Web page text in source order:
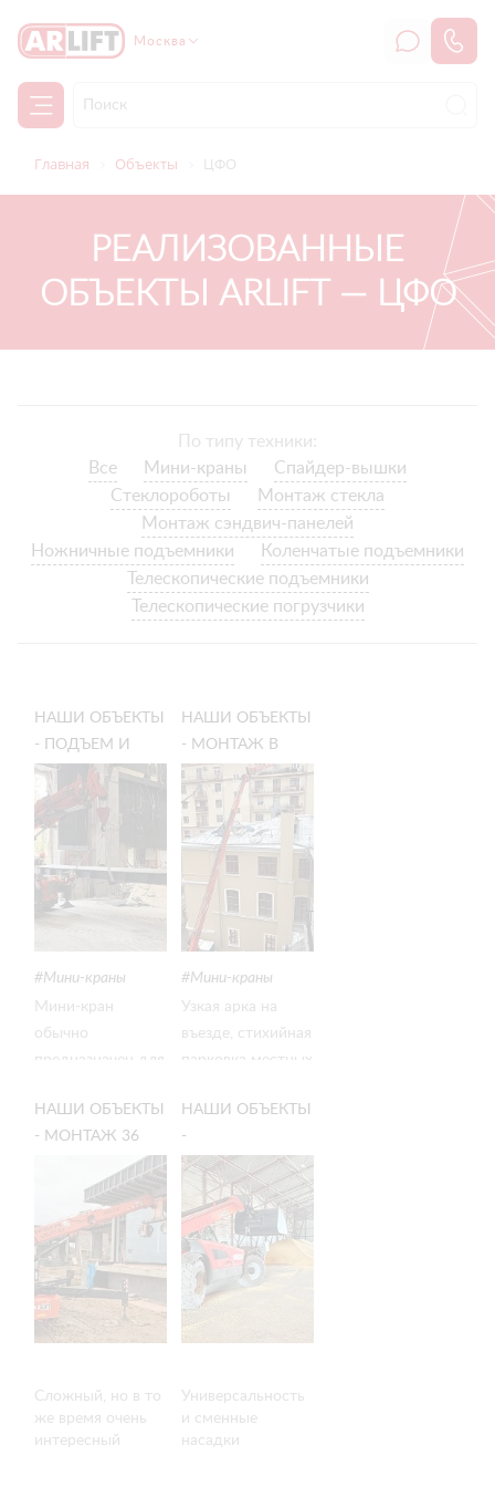
Москва
Главная Объекты ЦФО
РЕАЛИЗОВАННЫЕ
ОБЪЕКТЫ ARLIFT — ЦФО
По типу техники:
Все
Мини-краны
Спайдер-вышки
Стеклороботы
Монтаж стекла
Монтаж сэндвич-панелей
Ножничные подъемники
Коленчатые подъемники
Телескопические подъемники
Телескопические погрузчики
НАШИ ОБЪЕКТЫ
- ПОДЪЕМ И
ПЕРЕМЕЩЕНИЕ
ГРУЗОВ МИНИ-
КРАНОМ:
МОНТАЖ НА
ОБЪЕКТЕ В
МОСКВЕ
Мини-краны
Мини-кран
обычно
предназначен для
опускания грузов.
Но на этом
объекте наша
техника
справилась с
нестандартными
задачами.
НАШИ ОБЪЕКТЫ
- МОНТАЖ В
ТЕСНОМ ДВОРЕ:
ПРОБРАЛИСЬ
ЧЕРЕЗ УЗКУЮ
АРКУ И
СДЕЛАЛИ
РАБОТУ
Мини-краны
Узкая арка на
въезде, стихийная
парковка местных
проводов и
тетрис балконных
козырьков по
фасаду —
работали в
плотной
городской
застройке
НАШИ ОБЪЕКТЫ
- МОНТАЖ 36
СТЕКЛОПАКЕТОВ
С ПОМОЩЬЮ
МИНИ-КРАНА
SPX1275 И
ВАКУУМНЫХ
ЗАХВАТОВ
ARLIFTER GS-850.
Сложный, но в то
же время очень
интересный
НАШИ ОБЪЕКТЫ
-
ТЕЛЕХЕНДЛЕРЫ
АРЛИФТ ДЛЯ
СЕЛЬСКОХОЗЯЙСТВЕННЫХ
РАБОТ
Универсальность
и сменные
насадки